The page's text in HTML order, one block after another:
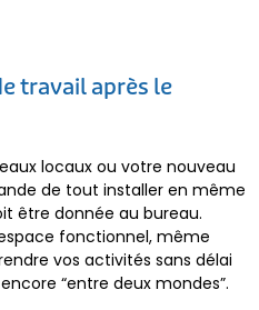
travail après le
locaux ou votre nouveau
de tout installer en même
être donnée au bureau.
fonctionnel, même
vos activités sans délai
“entre deux mondes”.